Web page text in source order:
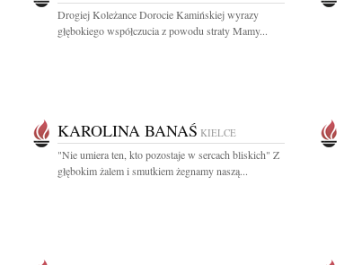
Drogiej Koleżance Dorocie Kamińskiej wyrazy
głębokiego współczucia z powodu straty Mamy...
KAROLINA BANAŚ KIELCE
"Nie umiera ten, kto pozostaje w sercach bliskich" Z
głębokim żalem i smutkiem żegnamy naszą...